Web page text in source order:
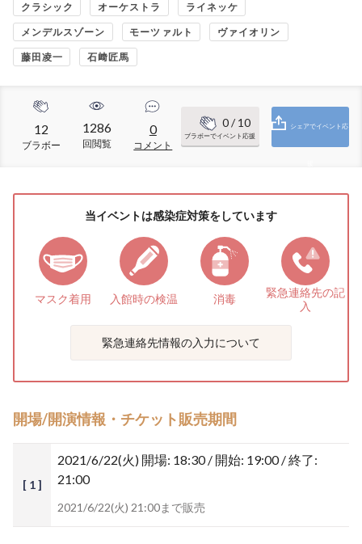
クラシック オーケストラ ライネッケ
メンデルスゾーン モーツァルト ヴァイオリン
藤田凌一 石﨑匠馬
12
ブラボー
1286
回閲覧
0
コメント
0/ 10
ブラボーでイベント応援
シェアでイベント応
当イベントは感染症対策をしています
マスク着用 入館時の検温 消毒 緊急連絡先の記
入
緊急連絡先情報の入力について
開場/開演情報・チケット販売期間
[ 1 ]
2021/6/22(火) 開場: 18:30 / 開始: 19:00 / 終了:
21:00
2021/6/22(火) 21:00まで販売